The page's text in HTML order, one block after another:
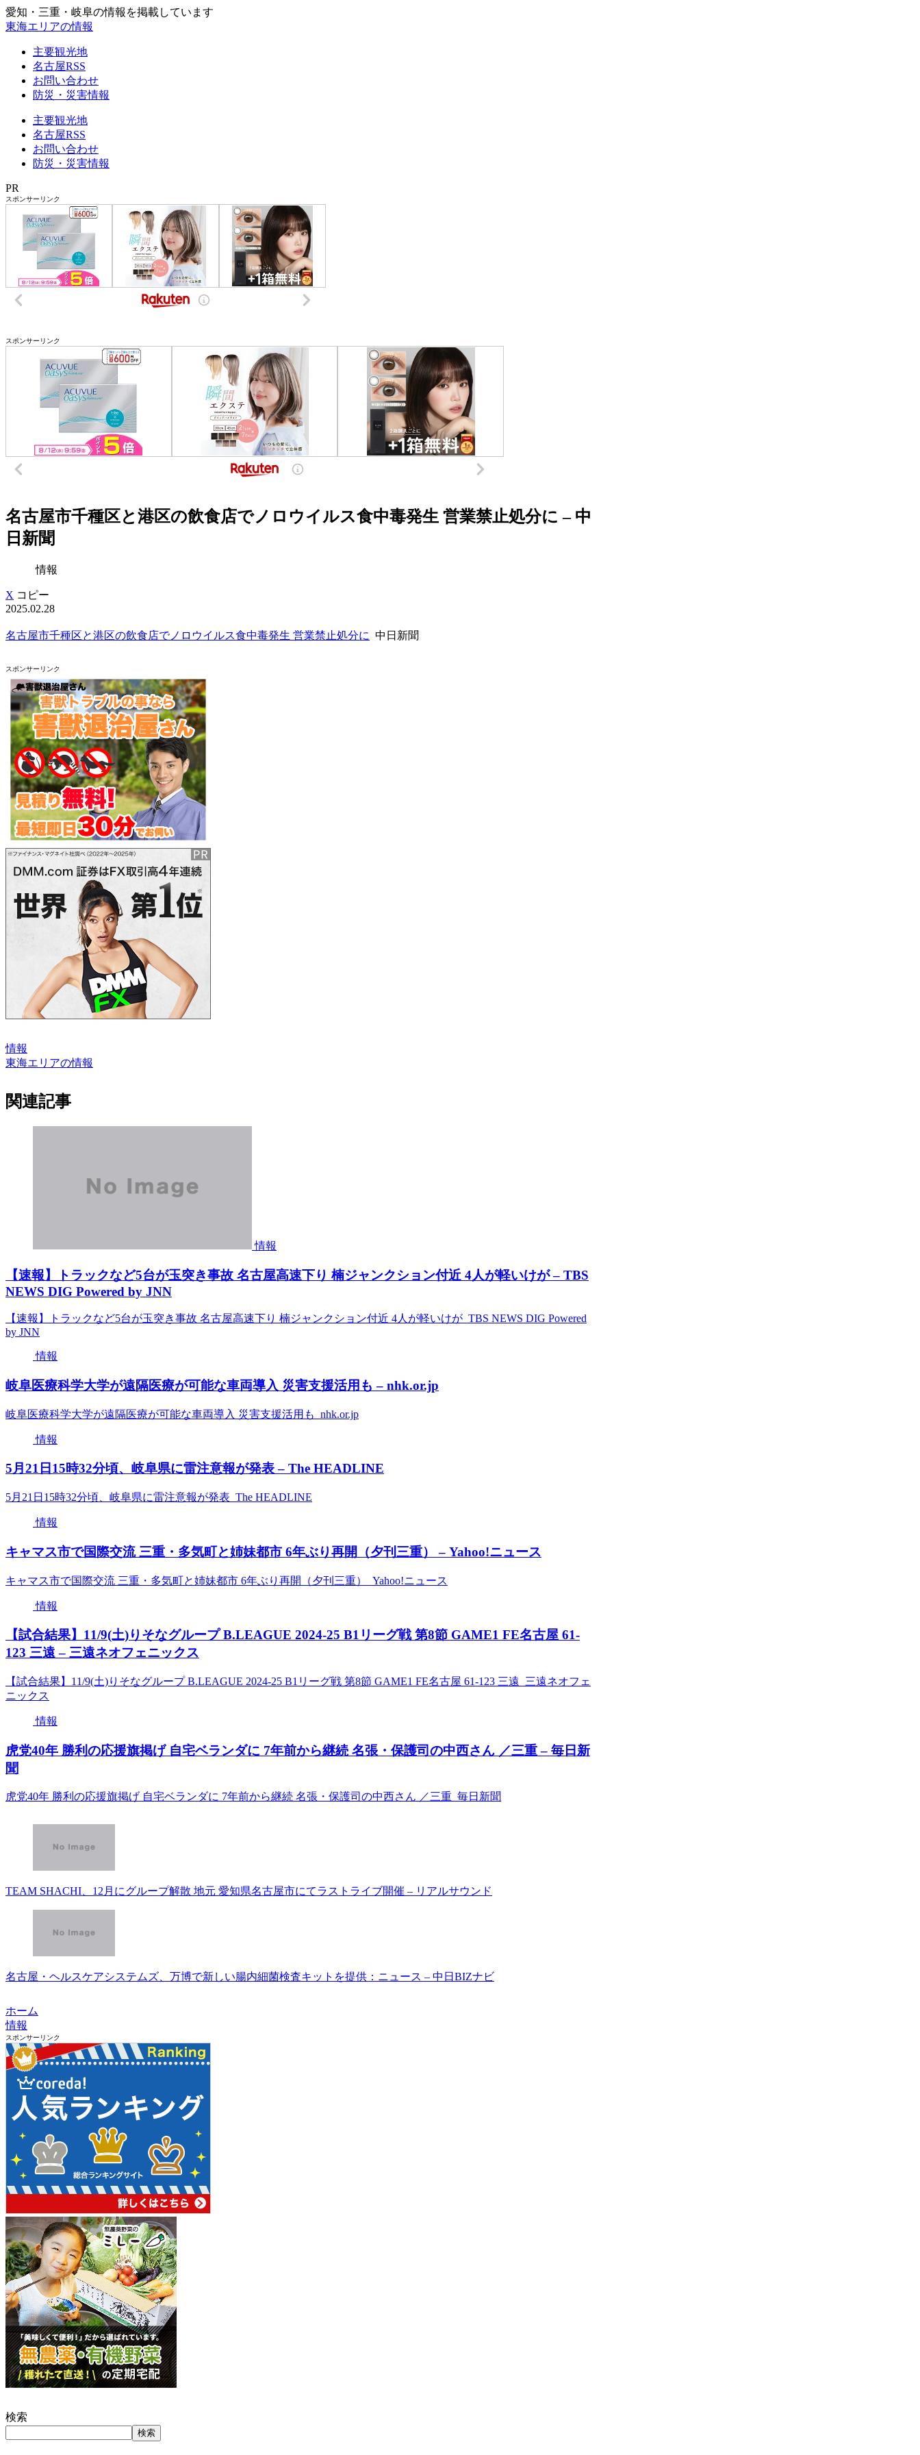
愛知・三重・岐阜の情報を掲載しています
東海エリアの情報
主要観光地
名古屋RSS
お問い合わせ
防災・災害情報
主要観光地
名古屋RSS
お問い合わせ
防災・災害情報
PR
スポンサーリンク
スポンサーリンク
名古屋市千種区と港区の飲食店でノロウイルス食中毒発生 営業禁止処分に – 中
日新聞
情報
X コピー
2025.02.28
名古屋市千種区と港区の飲食店でノロウイルス食中毒発生 営業禁止処分に 中日新聞
スポンサーリンク
情報
東海エリアの情報
関連記事
情報
【速報】トラックなど5台が玉突き事故 名古屋高速下り 楠ジャンクション付近 4人が軽いけが – TBS
NEWS DIG Powered by JNN
【速報】トラックなど5台が玉突き事故 名古屋高速下り 楠ジャンクション付近 4人が軽いけが TBS NEWS DIG Powered
by JNN
情報
岐阜医療科学大学が遠隔医療が可能な車両導入 災害支援活用も – nhk.or.jp
岐阜医療科学大学が遠隔医療が可能な車両導入 災害支援活用も nhk.or.jp
情報
5月21日15時32分頃、岐阜県に雷注意報が発表 – The HEADLINE
5月21日15時32分頃、岐阜県に雷注意報が発表 The HEADLINE
情報
キャマス市で国際交流 三重・多気町と姉妹都市 6年ぶり再開（夕刊三重） – Yahoo!ニュース
キャマス市で国際交流 三重・多気町と姉妹都市 6年ぶり再開（夕刊三重） Yahoo!ニュース
情報
【試合結果】11/9(土)りそなグループ B.LEAGUE 2024-25 B1リーグ戦 第8節 GAME1 FE名古屋 61-
123 三遠 – 三遠ネオフェニックス
【試合結果】11/9(土)りそなグループ B.LEAGUE 2024-25 B1リーグ戦 第8節 GAME1 FE名古屋 61-123 三遠 三遠ネオフェ
ニックス
情報
虎党40年 勝利の応援旗掲げ 自宅ベランダに 7年前から継続 名張・保護司の中西さん ／三重 – 毎日新
聞
虎党40年 勝利の応援旗掲げ 自宅ベランダに 7年前から継続 名張・保護司の中西さん ／三重 毎日新聞
TEAM SHACHI、12月にグループ解散 地元 愛知県名古屋市にてラストライブ開催 – リアルサウンド
名古屋・ヘルスケアシステムズ、万博で新しい腸内細菌検査キットを提供：ニュース – 中日BIZナビ
ホーム
情報
スポンサーリンク
検索
検索